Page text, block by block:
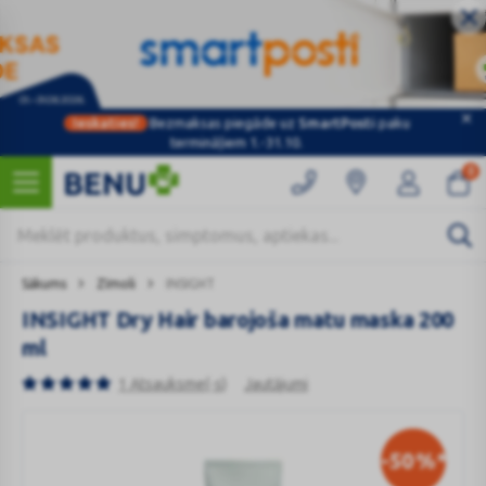
Ieskaties! Bezmaksas piegāde uz SmartPostipaku
termināļiem 1.-31.10.
0
Sākums Zīmoli INSIGHT
1 Atsauksme(-s) Jautājumi
INSIGHT Dry Hair barojoša matu maska 200
ml
-50%*